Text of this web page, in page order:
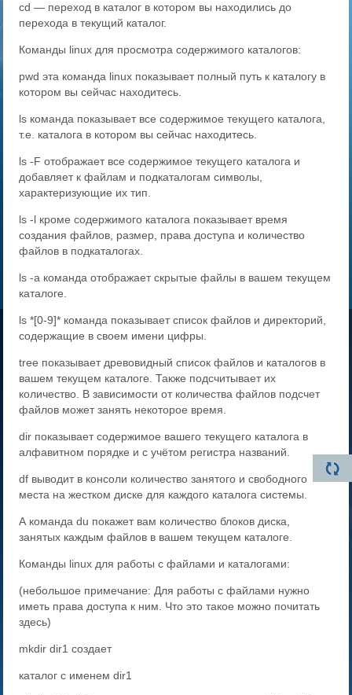
cd — переход в каталог в котором вы находились до
перехода в текущий каталог.
Команды linux для просмотра содержимого каталогов:
pwd эта команда linux показывает полный путь к каталогу в
котором вы сейчас находитесь.
ls команда показывает все содержимое текущего каталога,
т.е. каталога в котором вы сейчас находитесь.
ls -F отображает все содержимое текущего каталога и
добавляет к файлам и подкаталогам символы,
характеризующие их тип.
ls -l кроме содержимого каталога показывает время
создания файлов, размер, права доступа и количество
файлов в подкаталогах.
ls -a команда отображает скрытые файлы в вашем текущем
каталоге.
ls *[0-9]* команда показывает список файлов и директорий,
содержащие в своем имени цифры.
tree показывает древовидный список файлов и каталогов в
вашем текущем каталоге. Также подсчитывает их
количество. В зависимости от количества файлов подсчет
файлов может занять некоторое время.
dir показывает содержимое вашего текущего каталога в
алфавитном порядке и с учётом регистра названий.
df выводит в консоли количество занятого и свободного
места на жестком диске для каждого каталога системы.
А команда du покажет вам количество блоков диска,
занятых каждым файлов в вашем текущем каталоге.
Команды linux для работы с файлами и каталогами:
(небольшое примечание: Для работы с файлами нужно
иметь права доступа к ним. Что это такое можно почитать
здесь)
mkdir dir1 создает
каталог с именем dir1